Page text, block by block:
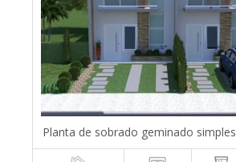
Planta de sobrado geminado simples